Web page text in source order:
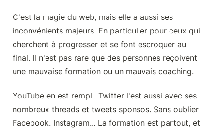
C'est la magie du web, mais elle a aussi ses
inconvénients majeurs. En particulier pour ceux qui
cherchent à progresser et se font escroquer au
final. Il n'est pas rare que des personnes reçoivent
une mauvaise formation ou un mauvais coaching.
YouTube en est rempli. Twitter l'est aussi avec ses
nombreux threads et tweets sponsos. Sans oublier
Facebook. Instagram... La formation est partout, et